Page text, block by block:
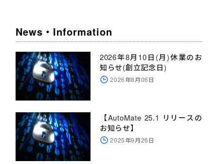
News・Information
2026年8月10日(月)休業のお
知らせ(創立記念日)
2026年8月06日
【AutoMate 25.1 リリースの
お知らせ】
2025年9月26日